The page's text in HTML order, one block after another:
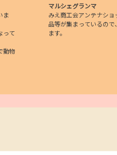
ま
って
動物
マルシェグランマ
みえ商工会アンテナシ
品等が集まっているの
ます。